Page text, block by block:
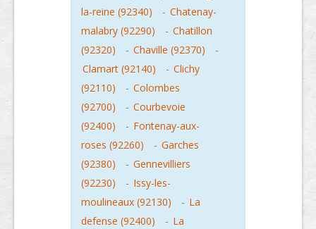
la-reine (92340)
- Chatenay-
malabry (92290)
- Chatillon
(92320)
- Chaville (92370)
-
Clamart (92140)
- Clichy
(92110)
- Colombes
(92700)
- Courbevoie
(92400)
- Fontenay-aux-
roses (92260)
- Garches
(92380)
- Gennevilliers
(92230)
- Issy-les-
moulineaux (92130)
- La
defense (92400)
- La